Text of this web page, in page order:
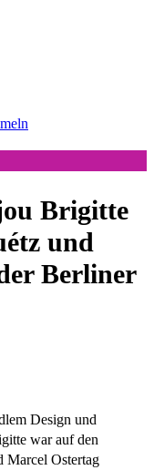
Brigitte
und
Berliner
Design und
war auf den
Marcel Ostertag